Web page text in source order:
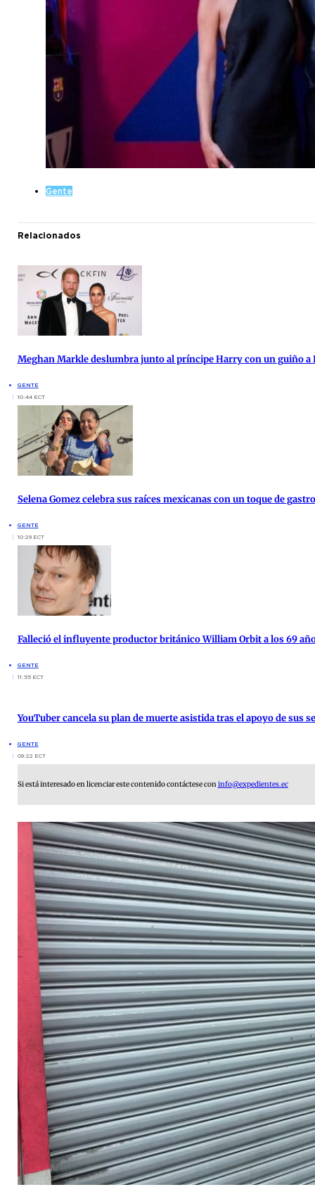
Gente
Relacionados
Meghan Markle deslumbra junto al príncipe Harry con un guiño a
GENTE
10:44 ECT
Selena Gomez celebra sus raíces mexicanas con un toque de
GENTE
10:29 ECT
Falleció el influyente productor británico William Orbit a los 69
GENTE
11:55 ECT
YouTuber cancela su plan de muerte asistida tras el apoyo de sus
GENTE
09:22 ECT
Si está interesado en licenciar este contenido contáctese coninfo@expedientes.ec